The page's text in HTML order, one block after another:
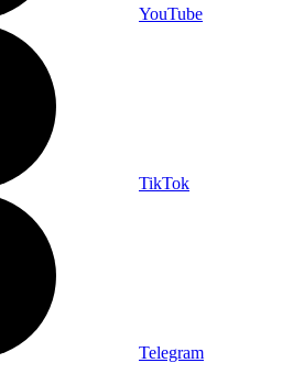
YouTube
TikTok
Telegram